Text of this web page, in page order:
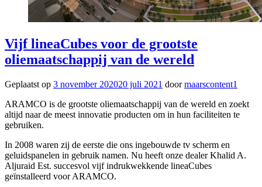
Vijf lineaCubes voor de grootste
oliemaatschappij van de wereld
Geplaatst op 3 november 202020 juli 2021 doormaarscontent1
ARAMCO is de grootste oliemaatschappij van de wereld en zoekt
altijd naar de meest innovatie producten om in hun faciliteiten te
gebruiken.
In 2008 waren zij de eerste die ons ingebouwde tv scherm en
geluidspanelen in gebruik namen. Nu heeft onze dealer Khalid A.
Aljuraid Est. succesvol vijf indrukwekkende lineaCubes
geïnstalleerd voor ARAMCO.